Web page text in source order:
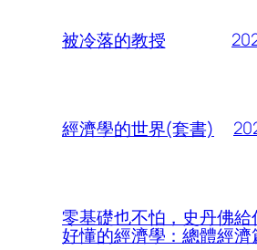
被冷落的教授
經濟學的世界(套書)
零基礎也不怕，史丹佛給
好懂的經濟學：總體經濟